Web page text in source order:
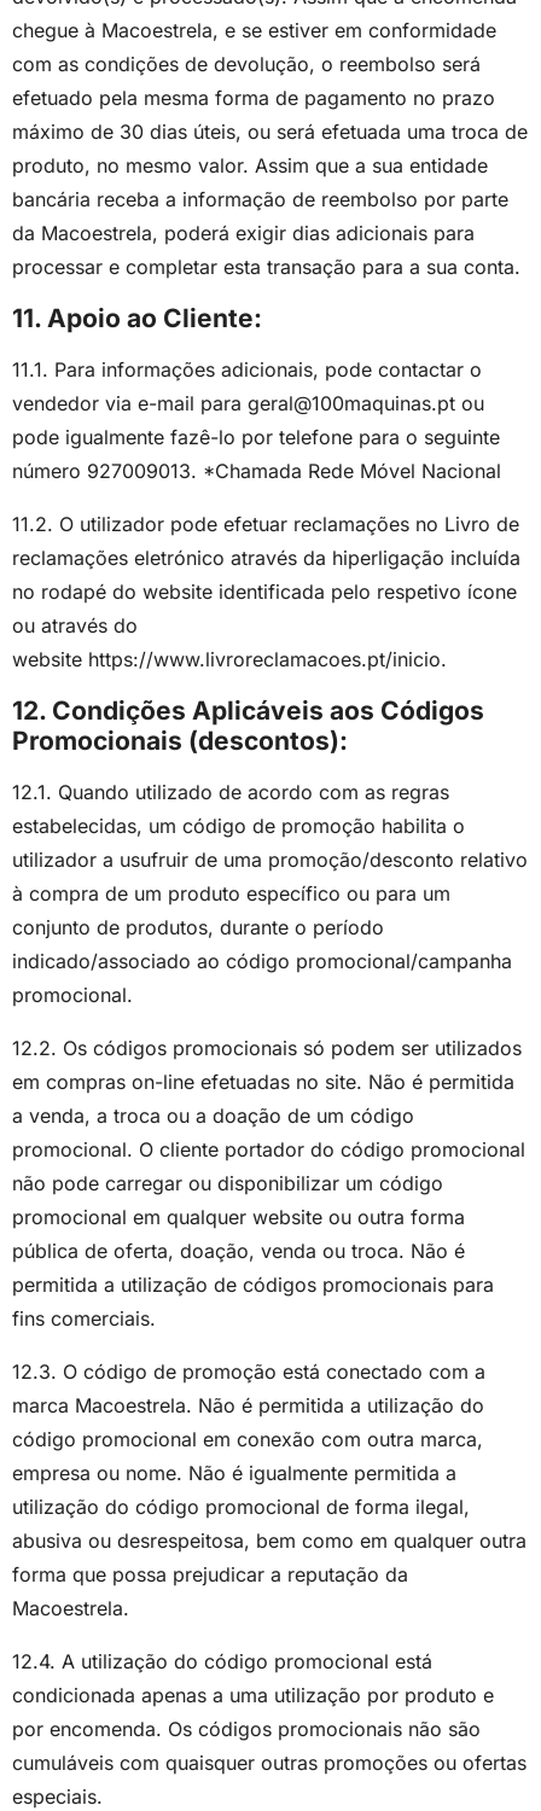
chegue à Macoestrela, e se estiver em conformidade
com as condições de devolução, o reembolso será
efetuado pela mesma forma de pagamento no prazo
máximo de 30 dias úteis, ou será efetuada uma troca de
produto, no mesmo valor. Assim que a sua entidade
bancária receba a informação de reembolso por parte
da Macoestrela, poderá exigir dias adicionais para
processar e completar esta transação para a sua conta.
11. Apoio ao Cliente:
11.1. Para informações adicionais, pode contactar o
vendedor via e-mail para geral@100maquinas.pt ou
pode igualmente fazê-lo por telefone para o seguinte
número 927009013. *Chamada Rede Móvel Nacional
11.2. O utilizador pode efetuar reclamações no Livro de
reclamações eletrónico através da hiperligação incluída
no rodapé do website identificada pelo respetivo ícone
ou através do
website https://www.livroreclamacoes.pt/inicio.
12. Condições Aplicáveis aos Códigos
Promocionais (descontos):
12.1. Quando utilizado de acordo com as regras
estabelecidas, um código de promoção habilita o
utilizador a usufruir de uma promoção/desconto relativo
à compra de um produto específico ou para um
conjunto de produtos, durante o período
indicado/associado ao código promocional/campanha
promocional.
12.2. Os códigos promocionais só podem ser utilizados
em compras on-line efetuadas no site. Não é permitida
a venda, a troca ou a doação de um código
promocional. O cliente portador do código promocional
não pode carregar ou disponibilizar um código
promocional em qualquer website ou outra forma
pública de oferta, doação, venda ou troca. Não é
permitida a utilização de códigos promocionais para
fins comerciais.
12.3. O código de promoção está conectado com a
marca Macoestrela. Não é permitida a utilização do
código promocional em conexão com outra marca,
empresa ou nome. Não é igualmente permitida a
utilização do código promocional de forma ilegal,
abusiva ou desrespeitosa, bem como em qualquer outra
forma que possa prejudicar a reputação da
Macoestrela.
12.4. A utilização do código promocional está
condicionada apenas a uma utilização por produto e
por encomenda. Os códigos promocionais não são
cumuláveis com quaisquer outras promoções ou ofertas
especiais.